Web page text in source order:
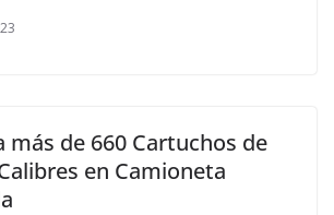
más de 660 Cartuchos de
en Camioneta